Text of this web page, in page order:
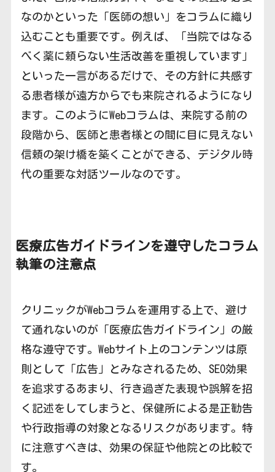
なのかといった「医師の想い」をコラムに織り
込むことも重要です。例えば、「当院ではなる
べく薬に頼らない生活改善を重視しています」
といった一言があるだけで、その方針に共感す
る患者様が遠方からでも来院されるようになり
ます。このようにWebコラムは、来院する前の
段階から、医師と患者様との間に目に見えない
信頼の架け橋を築くことができる、デジタル時
代の重要な対話ツールなのです。
医療広告ガイドラインを遵守したコラム
執筆の注意点
クリニックがWebコラムを運用する上で、避け
て通れないのが「医療広告ガイドライン」の厳
格な遵守です。Webサイト上のコンテンツは原
則として「広告」とみなされるため、SEO効果
を追求するあまり、行き過ぎた表現や誤解を招
く記述をしてしまうと、保健所による是正勧告
や行政指導の対象となるリスクがあります。特
に注意すべきは、効果の保証や他院との比較で
す。